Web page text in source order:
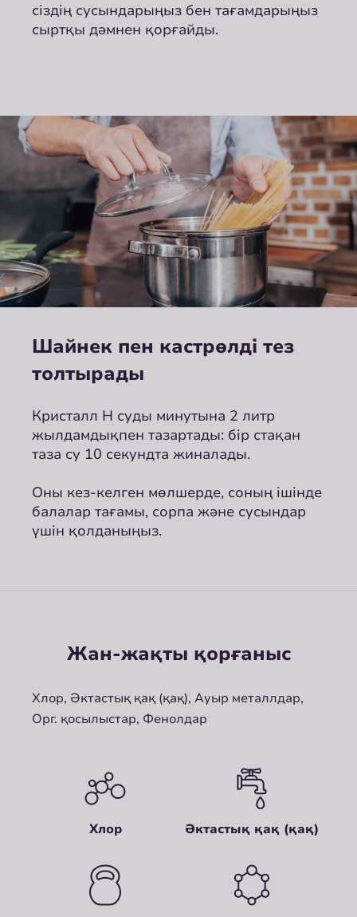
сіздің сусындарыңыз бен тағамдарыңыз
сыртқы дәмнен қорғайды.
Шайнек пен кастрөлді тез
толтырады
Кристалл Н суды минутына 2 литр
жылдамдықпен тазартады: бір стақан
таза су 10 секундта жиналады.
Оны кез-келген мөлшерде, соның ішінде
балалар тағамы, сорпа және сусындар
үшін қолданыңыз.
Жан-жақты қорғаныс
Хлор, Әктастық қақ (қақ), Ауыр металлдар,
Орг. қосылыстар, Фенолдар
Хлор Әктастық қақ (қақ)